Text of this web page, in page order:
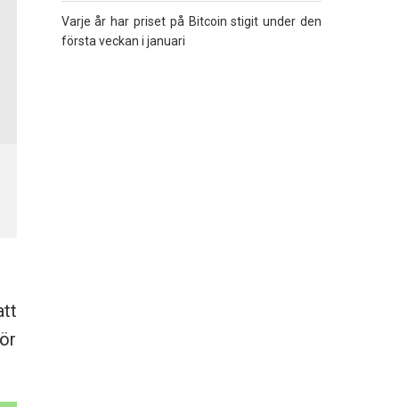
Varje år har priset på Bitcoin stigit under den
första veckan i januari